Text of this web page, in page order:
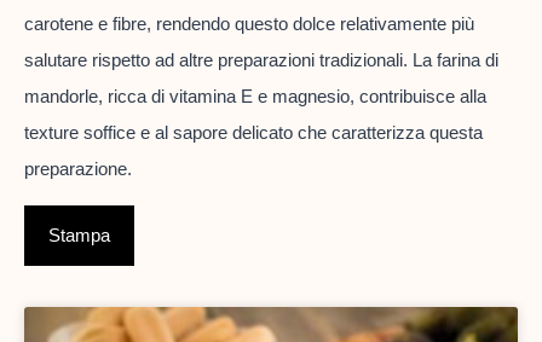
carotene e fibre, rendendo questo dolce relativamente più
salutare rispetto ad altre preparazioni tradizionali. La farina di
mandorle, ricca di vitamina E e magnesio, contribuisce alla
texture soffice e al sapore delicato che caratterizza questa
preparazione.
Stampa